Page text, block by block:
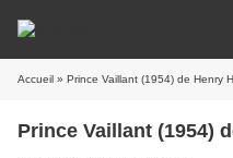
Accueil » Prince Vaillant (1954) de Henry
Prince Vaillant (1954)